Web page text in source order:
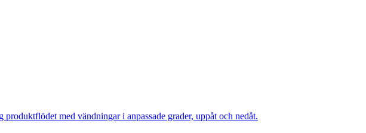
produktflödet med vändningar i anpassade grader, uppåt och nedåt.